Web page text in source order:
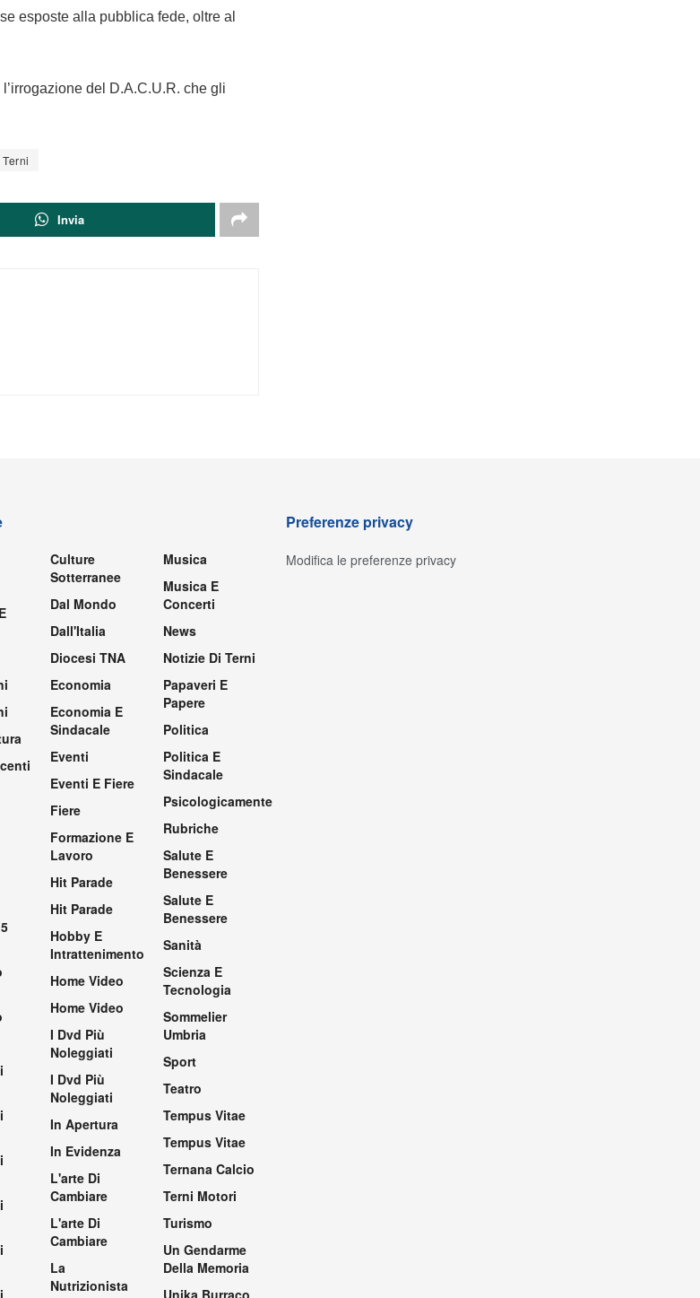
esposte alla pubblica fede, oltre al
del D.A.C.U.R. che gli
Terni
Invia
Culture
Sotterranee
Dal Mondo
Dall'Italia
Diocesi TNA
Economia
Economia E
Sindacale
Eventi
Eventi E Fiere
Fiere
Formazione E
Lavoro
Hit Parade
Hit Parade
Hobby E
Intrattenimento
Home Video
Home Video
I Dvd Più
Noleggiati
I Dvd Più
Noleggiati
In Apertura
In Evidenza
L'arte Di
Cambiare
L'arte Di
Cambiare
La
Nutrizionista
Musica
Musica E
Concerti
News
Notizie Di Terni
Papaveri E
Papere
Politica
Politica E
Sindacale
Psicologicamente
Rubriche
Salute E
Benessere
Salute E
Benessere
Sanità
Scienza E
Tecnologia
Sommelier
Umbria
Sport
Teatro
Tempus Vitae
Tempus Vitae
Ternana Calcio
Terni Motori
Turismo
Un Gendarme
Della Memoria
Preferenze privacy
Modifica le preferenze privacy